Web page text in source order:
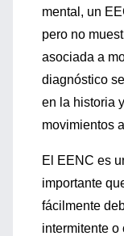
mental, un
pero no
asociada a
diagnóstico
en la historia
movimientos
El EENC es
importante
fácilmente
intermitente o